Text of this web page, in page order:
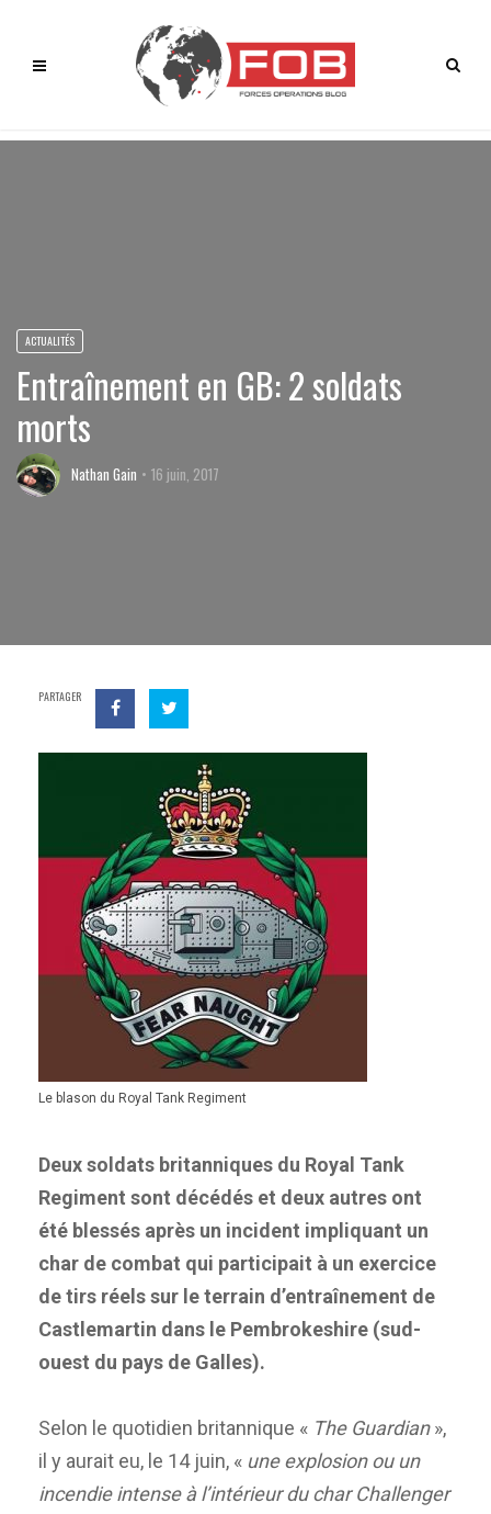
ACTUALITÉS
Entraînement en GB: 2 soldats
morts
Nathan Gain 16 juin, 2017
PARTAGER
Le blason du Royal Tank Regiment
Deux soldats britanniques du Royal Tank
Regiment sont décédés et deux autres ont
été blessés après un incident impliquant un
char de combat qui participait à un exercice
de tirs réels sur le terrain d’entraînement de
Castlemartin dans le Pembrokeshire (sud-
ouest du pays de Galles).
Selon le quotidien britannique « The Guardian»,
il y aurait eu, le 14 juin, « une explosion ou un
incendie intense à l’intérieur du char Challenger